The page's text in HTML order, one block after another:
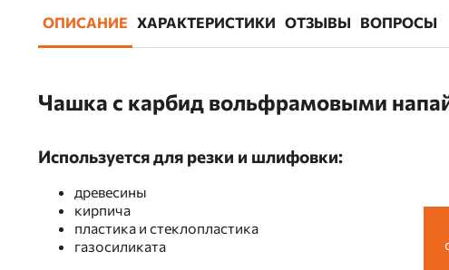
ОПИСАНИЕ ХАРАКТЕРИСТИКИ ОТЗЫВЫ ВОПРОСЫ
Чашка с карбид вольфрамовыми
Используется для резки и шлифовки:
древесины
кирпича
пластика и стеклопластика
газосиликата